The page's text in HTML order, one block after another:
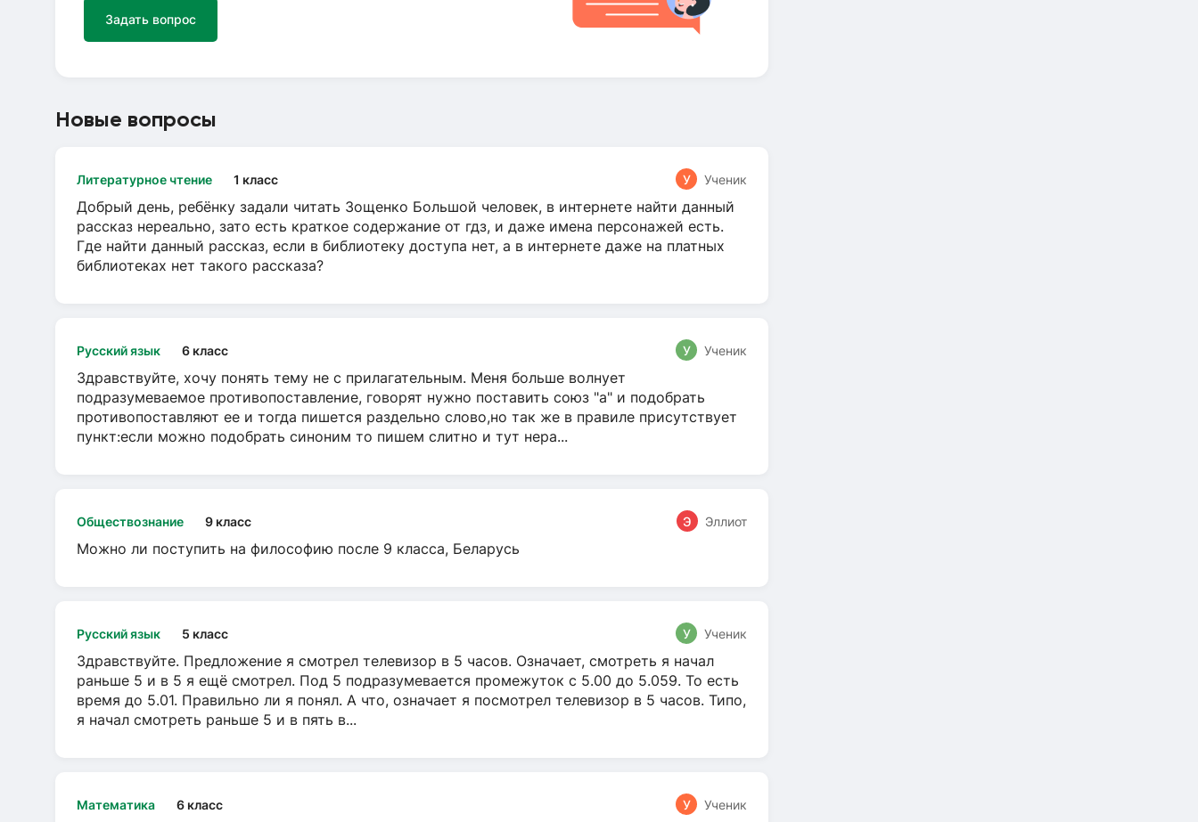
Задать вопрос
Новые вопросы
Литературное чтение 1 класс У Ученик
Добрый день, ребёнку задали читать Зощенко Большой человек, в интернете найти данный
рассказ нереально, зато есть краткое содержание от гдз, и даже имена персонажей есть.
Где найти данный рассказ, если в библиотеку доступа нет, а в интернете даже на платных
библиотеках нет такого рассказа?
Русский язык 6 класс У Ученик
Здравствуйте, хочу понять тему не с прилагательным. Меня больше волнует
подразумеваемое противопоставление, говорят нужно поставить союз "а" и подобрать
противопоставляют ее и тогда пишется раздельно слово,но так же в правиле присутствует
пункт:если можно подобрать синоним то пишем слитно и тут нера...
Обществознание 9 класс Э Эллиот
Можно ли поступить на философию после 9 класса, Беларусь
Русский язык 5 класс У Ученик
Здравствуйте. Предложение я смотрел телевизор в 5 часов. Означает, смотреть я начал
раньше 5 и в 5 я ещё смотрел. Под 5 подразумевается промежуток с 5.00 до 5.059. То есть
время до 5.01. Правильно ли я понял. А что, означает я посмотрел телевизор в 5 часов. Типо,
я начал смотреть раньше 5 и в пять в...
Математика 6 класс У Ученик